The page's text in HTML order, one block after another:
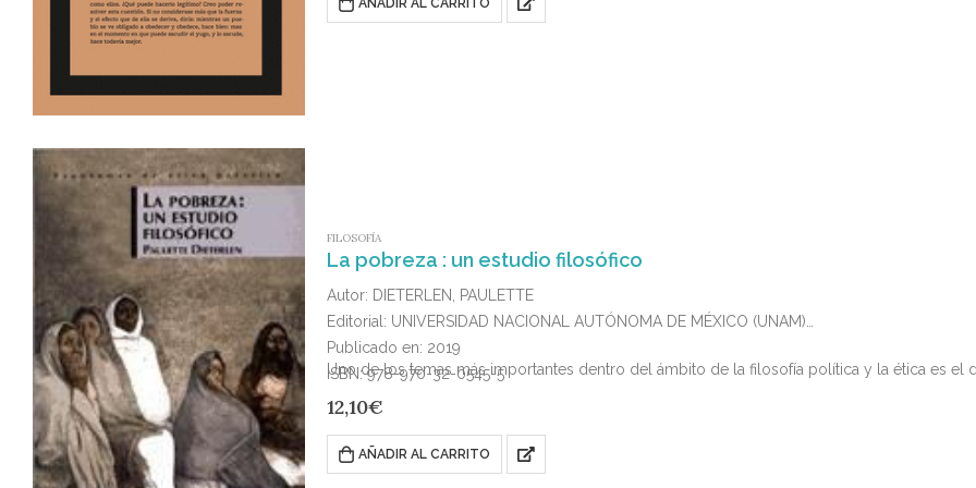
AÑADIR AL CARRITO
FILOSOFÍA
La pobreza : un estudio filosófico
Autor: DIETERLEN, PAULETTE
Editorial: UNIVERSIDAD NACIONAL AUTÓNOMA DE MÉXICO (UNAM)
Publicado en: 2019
ISBN: 978-970-32-0545-5
Uno de los temas más importantes dentro del ámbito de la filosofía política y la ética es el
12,10€
AÑADIR AL CARRITO